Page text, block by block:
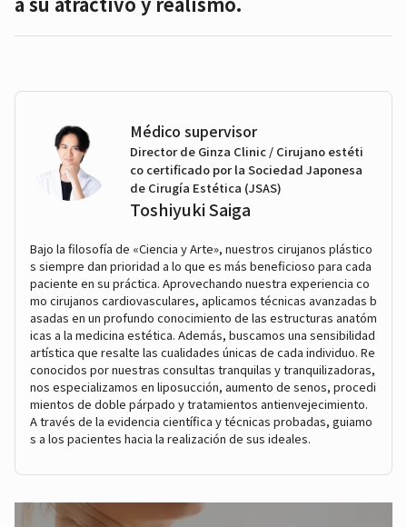
Médico supervisor
Director de Ginza Clinic / Cirujano estéti
co certificado por la Sociedad Japonesa
de Cirugía Estética (JSAS)
Toshiyuki Saiga
Bajo la filosofía de «Ciencia y Arte», nuestros cirujanos plástico
s siempre dan prioridad a lo que es más beneficioso para cada
paciente en su práctica. Aprovechando nuestra experiencia co
mo cirujanos cardiovasculares, aplicamos técnicas avanzadas b
asadas en un profundo conocimiento de las estructuras anatóm
icas a la medicina estética. Además, buscamos una sensibilidad
artística que resalte las cualidades únicas de cada individuo. Re
conocidos por nuestras consultas tranquilas y tranquilizadoras,
nos especializamos en liposucción, aumento de senos, procedi
mientos de doble párpado y tratamientos antienvejecimiento.
A través de la evidencia científica y técnicas probadas, guiamo
s a los pacientes hacia la realización de sus ideales.